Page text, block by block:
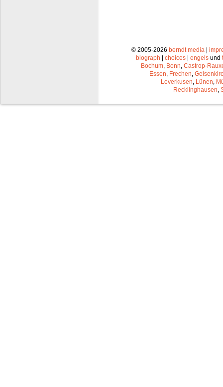
© 2005-2026 berndt media |
biograph | choices | engels und
Bochum Bonn Castrop-
Essen Frechen
Leverkusen Lünen
Recklinghausen